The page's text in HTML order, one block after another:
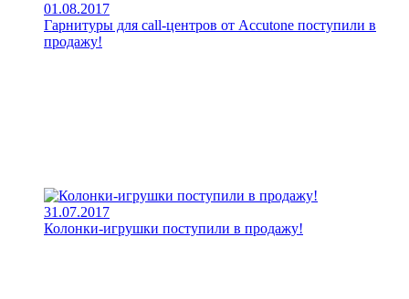
01.08.2017
Гарнитуры для call-центров от Accutone поступили в
продажу!
31.07.2017
Колонки-игрушки поступили в продажу!